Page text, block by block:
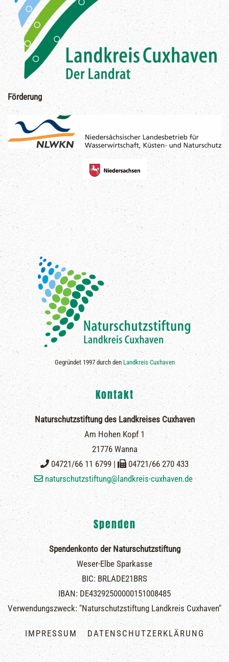
Förderung
Gegründet 1997 durch den Landkreis Cuxhaven
Kontakt
Naturschutzstiftung des Landkreises Cuxhaven
Am Hohen Kopf 1
21776 Wanna
04721/66 11 6799 |
04721/66 270 433
naturschutzstiftung@landkreis-cuxhaven.de
Spenden
Spendenkonto der Naturschutzstiftung
Weser-Elbe Sparkasse
BIC: BRLADE21BRS
IBAN: DE43292500000151008485
Verwendungszweck: "Naturschutzstiftung Landkreis Cuxhaven"
IMPRESSUM DATENSCHUTZERKLÄRUNG